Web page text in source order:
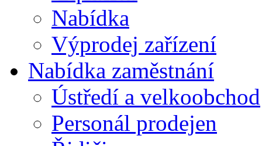
Nabídka
Výprodej zařízení
Nabídka zaměstnání
Ústředí a velkoobchod
Personál prodejen